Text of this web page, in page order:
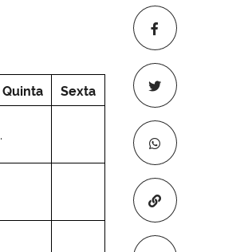
Copiar para
Quinta Sexta
.